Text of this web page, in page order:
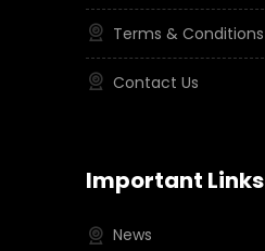
Terms & Conditions
Contact Us
Important Links
News